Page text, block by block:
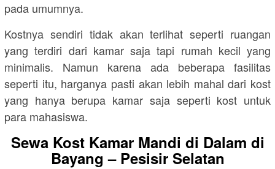
pada umumnya.
Kostnya sendiri tidak akan terlihat seperti ruangan
yang terdiri dari kamar saja tapi rumah kecil yang
minimalis. Namun karena ada beberapa fasilitas
seperti itu, harganya pasti akan lebih mahal dari kost
yang hanya berupa kamar saja seperti kost untuk
para mahasiswa.
Sewa Kost Kamar Mandi di Dalam di
Bayang – Pesisir Selatan